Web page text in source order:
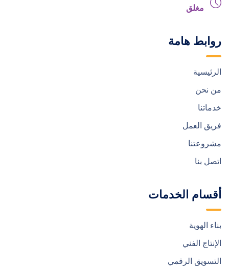
مغلق
روابط هامة
الرئيسية
من نحن
خدماتنا
فريق العمل
مشروعتنا
اتصل بنا
أقسام الخدمات
بناء الهوية
الإنتاج الفني
التسويق الرقمي